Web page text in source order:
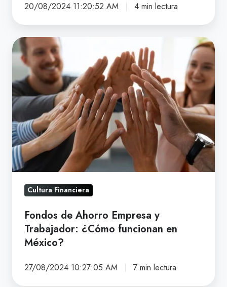
20/08/2024 11:20:52 AM 4 min lectura
Fondos
de
Ahorro
Empresa
y
Trabajador:
¿Cómo
funcionan
en
México?
Cultura Financiera
Fondos de Ahorro Empresa y
Trabajador: ¿Cómo funcionan en
México?
27/08/2024 10:27:05 AM 7 min lectura